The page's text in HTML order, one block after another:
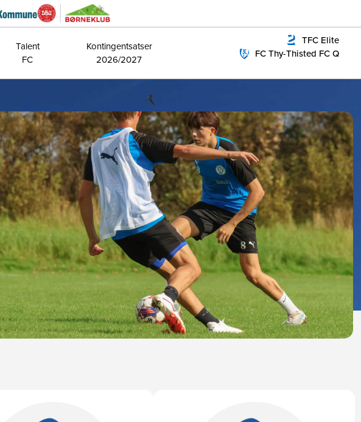
Talent
FC
Kontingentsatser
2026/2027
TFC Elite
FC Thy-Thisted FC Q